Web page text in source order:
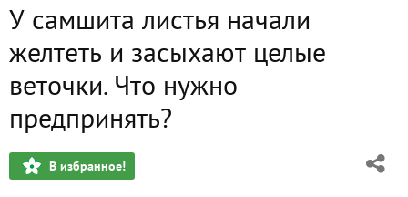
У самшита листья начали
желтеть и засыхают целые
веточки. Что нужно
предпринять?
В избранное!